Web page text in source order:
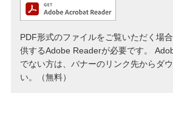
PDF形式のファイルをご覧いただく場
供するAdobe Readerが必要です。
でない方は、バナーのリンク先からダ
い。（無料）